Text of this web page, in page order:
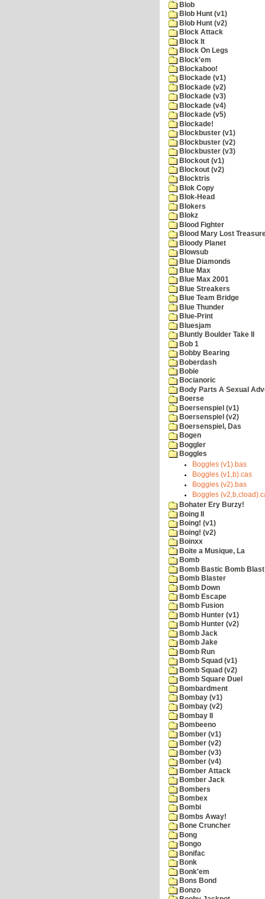
Blob
Blob Hunt (v1)
Blob Hunt (v2)
Block Attack
Block It
Block On Legs
Block'em
Blockaboo!
Blockade (v1)
Blockade (v2)
Blockade (v3)
Blockade (v4)
Blockade (v5)
Blockade!
Blockbuster (v1)
Blockbuster (v2)
Blockbuster (v3)
Blockout (v1)
Blockout (v2)
Blocktris
Blok Copy
Blok-Head
Blokers
Blokz
Blood Fighter
Blood Mary Lost
Bloody Planet
Blowsub
Blue Diamonds
Blue Max
Blue Max 2001
Blue Streakers
Blue Team Bridge
Blue Thunder
Blue-Print
Bluesjam
Bluntly Boulder Take II
Bob 1
Bobby Bearing
Boberdash
Bobie
Bocianoric
Body Parts A Sexual
Boerse
Boersenspiel (v1)
Boersenspiel (v2)
Boersenspiel, Das
Bogen
Boggler
Boggles
Boggles (v1).bas
Boggles (v1,b).cas
Boggles (v2).bas
Boggles
Bohater Ery Burzy!
Boing II
Boing! (v1)
Boing! (v2)
Boinxx
Boite a Musique, La
Bomb
Bomb Bastic Bomb
Bomb Blaster
Bomb Down
Bomb Escape
Bomb Fusion
Bomb Hunter (v1)
Bomb Hunter (v2)
Bomb Jack
Bomb Jake
Bomb Run
Bomb Squad (v1)
Bomb Squad (v2)
Bomb Square Duel
Bombardment
Bombay (v1)
Bombay (v2)
Bombay II
Bombeeno
Bomber (v1)
Bomber (v2)
Bomber (v3)
Bomber (v4)
Bomber Attack
Bomber Jack
Bombers
Bombex
Bombi
Bombs Away!
Bone Cruncher
Bong
Bongo
Bonifac
Bonk
Bonk'em
Bons Bond
Bonzo